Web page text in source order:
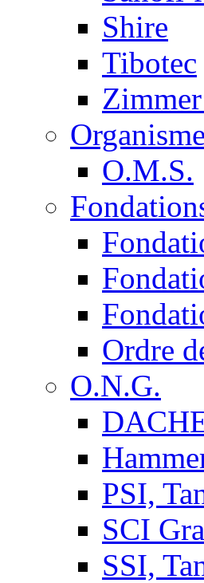
Shire
Tibotec
O.M.S.
Ordre
O.N.G.
PSI,
SCI
SSI,